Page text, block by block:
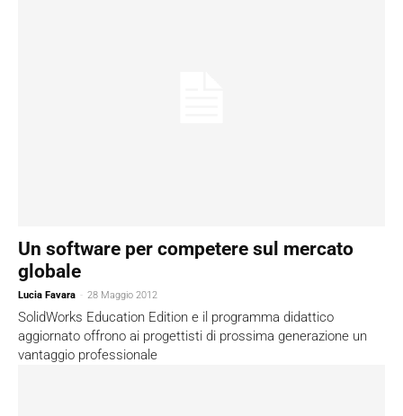
Un software per competere sul mercato
globale
Lucia Favara - 28 Maggio 2012
SolidWorks Education Edition e il programma didattico
aggiornato offrono ai progettisti di prossima generazione un
vantaggio professionale